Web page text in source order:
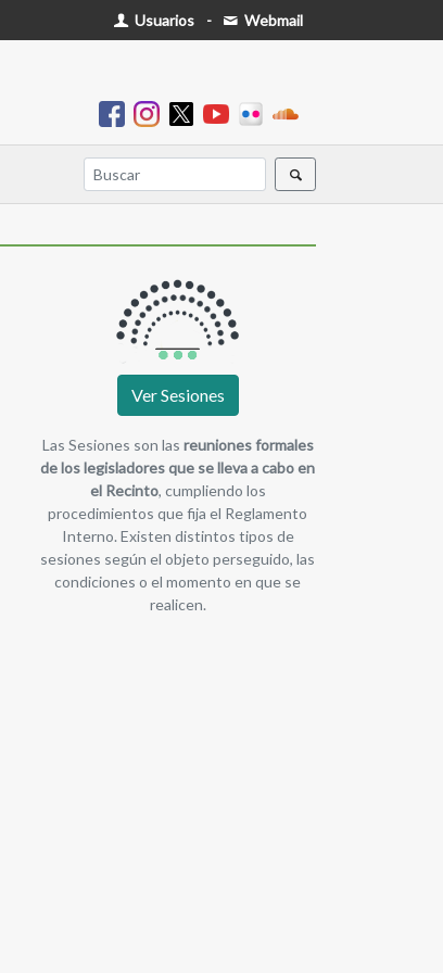
Usuarios - Webmail
Ver Sesiones
Las Sesiones son las reuniones formales
de los legisladores que se lleva a cabo en
el Recinto, cumpliendo los
procedimientos que fija el Reglamento
Interno. Existen distintos tipos de
sesiones según el objeto perseguido, las
condiciones o el momento en que se
realicen.